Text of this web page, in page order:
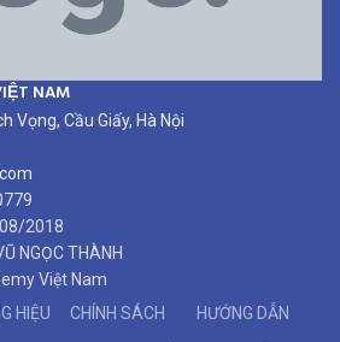
NAM
Vọng, Cầu Giấy, Hà Nội
2018
NGỌC THÀNH
Việt Nam
HIỆU CHÍNH SÁCH HƯỚNG DẪN